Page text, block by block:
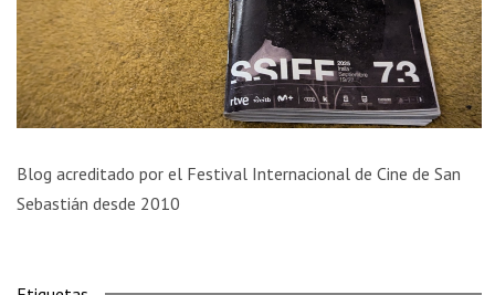
Blog acreditado por el Festival Internacional de Cine de San
Sebastián desde 2010